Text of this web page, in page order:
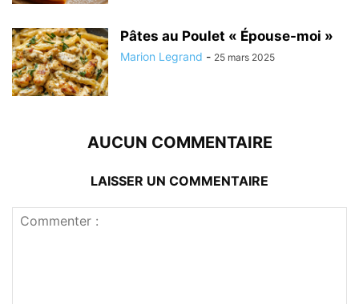
Pâtes au Poulet « Épouse-moi »
Marion Legrand - 25 mars 2025
AUCUN COMMENTAIRE
LAISSER UN COMMENTAIRE